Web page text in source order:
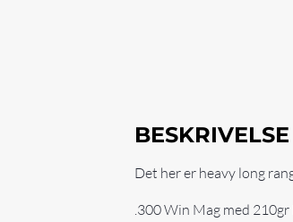
BESKRIVELSE
Det her er heavy long
.300 Win Mag med